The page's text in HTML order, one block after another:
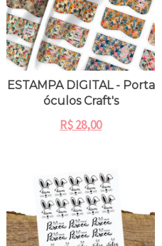
ESTAMPA DIGITAL - Porta
óculos Craft's
R$28,00